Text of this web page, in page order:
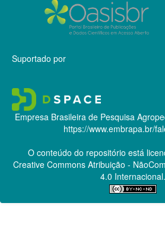
Suportado por
Empresa Brasileira de Pesquisa
https://www.embrapa.br/
O conteúdo do repositório está
Creative CommonsAtribuição -
4.0 Internacional.